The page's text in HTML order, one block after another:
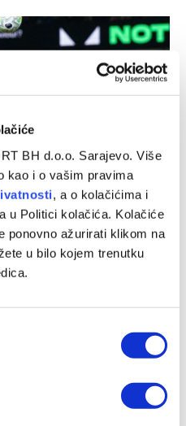
BH d.o.o. Sarajevo. Više
kao i o vašim pravima
, a o kolačićima i
u Politici kolačića. Kolačiće
ponovno ažurirati klikom na
u bilo kojem trenutku
utakmica